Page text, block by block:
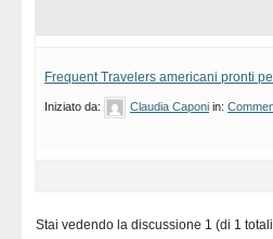
Frequent Travelers americani pronti
Iniziato da: Claudia Caponi in:
Stai vedendo la discussione 1 (di 1